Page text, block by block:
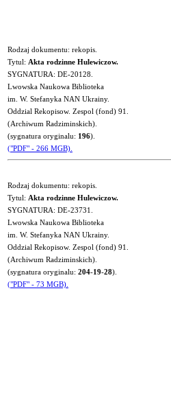
Rodzaj dokumentu: rekopis.
Tytul: Akta rodzinne Hulewiczow.
SYGNATURA: DE-20128.
Lwowska Naukowa Biblioteka
im. W. Stefanyka NAN Ukrainy.
Oddzial Rekopisow. Zespol (fond) 91.
(Archiwum Radziminskich).
(sygnatura oryginalu: 196).
("PDF" - 266 MGB).
Rodzaj dokumentu: rekopis.
Tytul: Akta rodzinne Hulewiczow.
SYGNATURA: DE-23731.
Lwowska Naukowa Biblioteka
im. W. Stefanyka NAN Ukrainy.
Oddzial Rekopisow. Zespol (fond) 91.
(Archiwum Radziminskich).
(sygnatura oryginalu: 204-19-28).
("PDF" - 73 MGB).